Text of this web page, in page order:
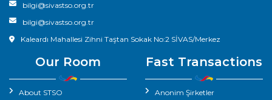
bilgi@sivastso.org.tr
bilgi@sivastso.org.tr
Kaleardı Mahallesi Zihni Taştan Sokak No:2 SİVAS/Merkez
Our Room
About STSO
Fast Transactions
Anonim Şirketler